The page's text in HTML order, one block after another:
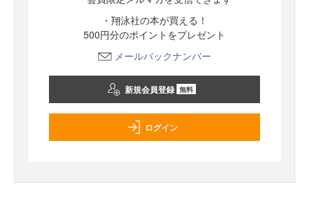
・翔泳社の本が買える！
500円分のポイントをプレゼント
メールバックナンバー
新規会員登録 無料
ログイン